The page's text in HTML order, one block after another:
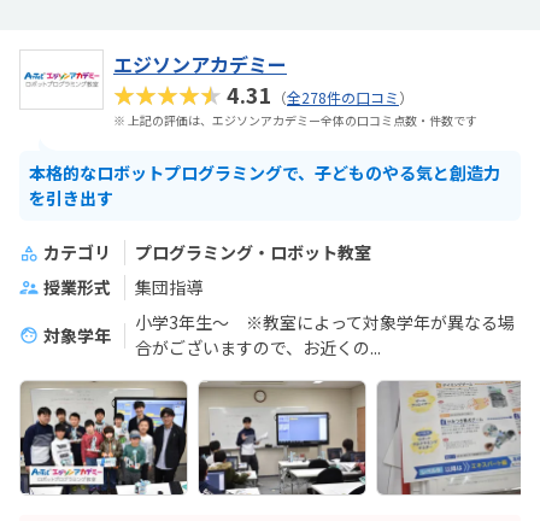
エジソンアカデミー
★★★★★4.31 （全278件の口コミ）
※ 上記の評価は、エジソンアカデミー全体の口コミ点数・件数です
本格的なロボットプログラミングで、子どものやる気と創造力
を引き出す
カテゴリ
プログラミング・ロボット教室
授業形式
集団指導
対象学年
小学3年生～ ※教室によって対象学年が異なる場
合がございますので、お近くの...